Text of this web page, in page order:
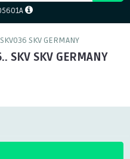
SKV GERMANY
SKV GERMANY